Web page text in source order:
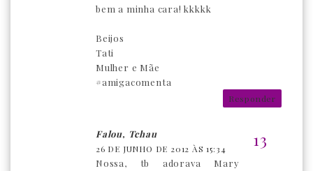
bem a minha cara! kkkkk
Beijos
Tati
Mulher e Mãe
#amigacomenta
Responder
Falou, Tchau
26 DE JUNHO DE 2012 ÀS 15:34
Nossa, tb adorava Mary